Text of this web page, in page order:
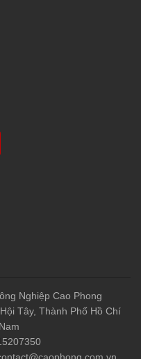
Nghiệp Cao Phong
Tây, Thành Phố Hồ Chí